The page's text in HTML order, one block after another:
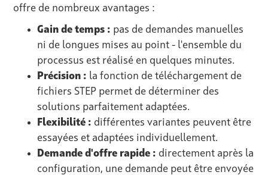
offre de nombreux avantages :
Gain de temps : pas de demandes manuelles
ni de longues mises au point - l'ensemble du
processus est réalisé en quelques minutes.
Précision : la fonction de téléchargement de
fichiers STEP permet de déterminer des
solutions parfaitement adaptées.
Flexibilité : différentes variantes peuvent être
essayées et adaptées individuellement.
Demande d'offre rapide : directement après la
configuration, une demande peut être envoyée